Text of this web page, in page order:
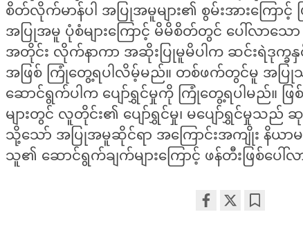
စိတ်လိုက်မာန်ပါ အပြုအမူများ၏ စွမ်းအားကြေ
အပြုအမူ ပုံစံများကြောင့် မိမိစိတ်တွင် ပေါ်လာသ
အတိုင်း လိုက်နာကာ အဆိုးပြုမူမိပါက ဆင်းရဲဒုက္ခ
အဖြစ် ကြုံတွေ့ရပါလိမ့်မည်။ တစ်ဖက်တွင်မူ အပ
ဆောင်ရွက်ပါက ပျော်ရွှင်မှုကို ကြုံတွေ့ရပါမည်။ ဖြ
များတွင် လူတိုင်း၏ ပျော်ရွှင်မှု၊ မပျော်ရွှင်မှုသည်
သို့သော် အပြုအမူဆိုင်ရာ အကြောင်းအကျိုး နိ
သူ၏ ဆောင်ရွက်ချက်များကြောင့် ဖန်တီးဖြစ်ပေါ်လ